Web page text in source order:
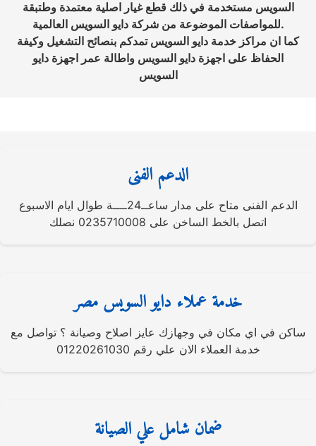
السويس مستخدمة في ذلك قطع غيار اصلية معتمدة وطتبقة
للمواصفات الموضوعة من شركة دايو السويس العالمية.
كما ان مراكز خدمة دايو السويس تمدكم بنصائح التشغيل وكيفة
الحفاظ على اجهزة دايو السويس واطالة عمر اجهزة دايو
السويس
الدعم الفنى
الدعم الفنى متاح على مدار ساعــ24ــــة طوال ايام الاسبوع
اتصل بالخط الساخن على 0235710008 نصلك
خدمة عملاء دايو السويس مصر
ساكن في اي مكان في وجهازك عايز اصلاح وصيانة ؟ تواصل مع
خدمة العملاء الان علي رقم 01220261030
ضمان شامل علي الصيانة